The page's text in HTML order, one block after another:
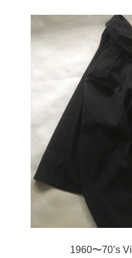
1960〜70’s